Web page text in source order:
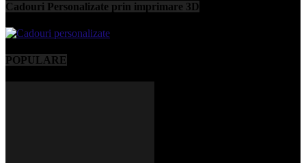
Cadouri Personalizate prin imprimare 3D
POPULARE